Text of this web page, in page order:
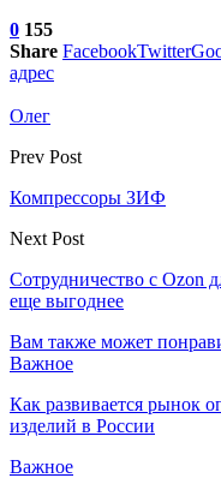
0 155
Share FacebookTwitter
адрес
Олег
Prev Post
Компрессоры ЗИФ
Next Post
Сотрудничество с Ozon
еще выгоднее
Вам также может
Важное
Как развивается рынок
изделий в России
Важное